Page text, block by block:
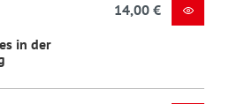
in der
14,00 €